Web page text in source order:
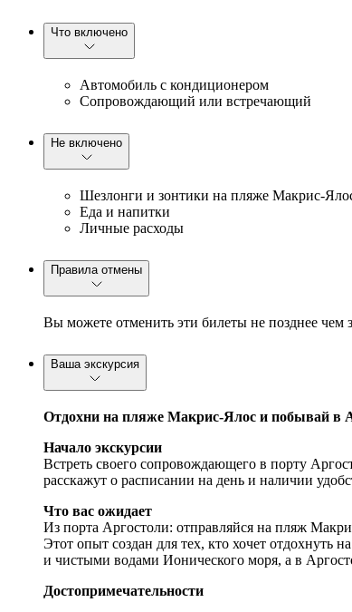
Что включено
Автомобиль с кондиционером
Сопровождающий или встречающий
Не включено
Шезлонги и зонтики на пляже Макрис-
Еда и напитки
Личные расходы
Правила отмены
Вы можете отменить эти билеты не позднее чем
Ваша экскурсия
Отдохни на пляже Макрис-Ялос и побывай в
Начало экскурсии
Встреть своего сопровождающего в порту
расскажут о расписании на день и наличии
Что вас ожидает
Из порта Аргостоли: отправляйся на пляж
Этот опыт создан для тех, кто хочет отдохнуть
и чистыми водами Ионического моря, а в
Достопримечательности